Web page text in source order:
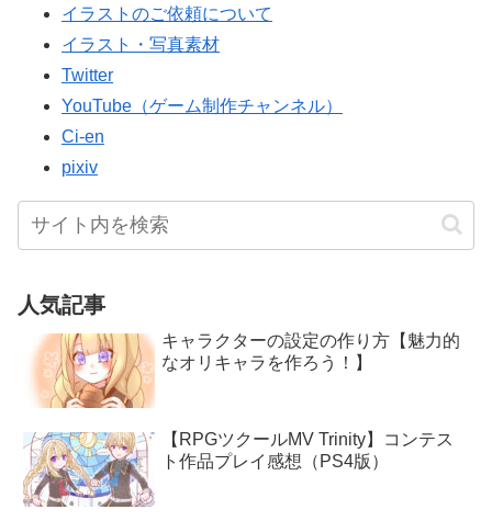
イラストのご依頼について
イラスト・写真素材
Twitter
YouTube（ゲーム制作チャンネル）
Ci-en
pixiv
人気記事
キャラクターの設定の作り方【魅力的
なオリキャラを作ろう！】
【RPGツクールMV Trinity】コンテス
ト作品プレイ感想（PS4版）